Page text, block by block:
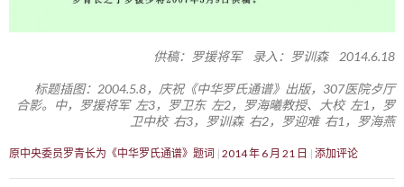
供稿：罗援将军 录入：罗训森 2014.6.18
标题插图：2004.5.8，庆祝《中华罗氏通谱》出版，307医院歺厅
合影。中，罗援将军 左3，罗卫东 左2，罗海曦教授、大校 左1，罗
卫中校 右3，罗训森 右2，罗迎难 右1，罗海燕
原中央委员罗青长为《中华罗氏通谱》题词 2014 年 6 月 21 日 添加评论